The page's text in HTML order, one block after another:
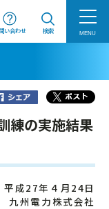
い合わせ 検索 MENU
練の実施結果
平成27年４月24日
九州電力株式会社